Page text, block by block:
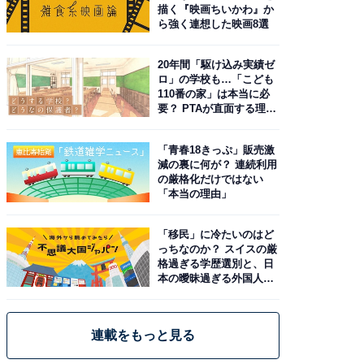
描く『映画ちいかわ』か
ら強く連想した映画8選
20年間「駆け込み実績ゼ
ロ」の学校も…「こども
110番の家」は本当に必
要？ PTAが直面する理想
「青春18きっぷ」販売激
減の裏に何が？ 連続利用
の厳格化だけではない
「本当の理由」
「移民」に冷たいのはど
っちなのか？ スイスの厳
格過ぎる学歴選別と、日
本の曖昧過ぎる外国人政
連載をもっと見る